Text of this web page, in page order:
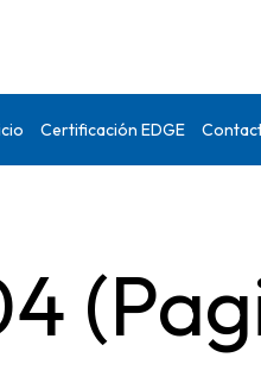
Certificación EDGE